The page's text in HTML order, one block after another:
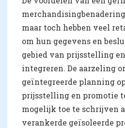
maar toch hebben veel
om hun gegevens en
gebied van prijsstelling
integreren. De aarzeling
geïntegreerde planning
prijsstelling en promotie
mogelijk toe te schrijven
verankerde geïsoleerde